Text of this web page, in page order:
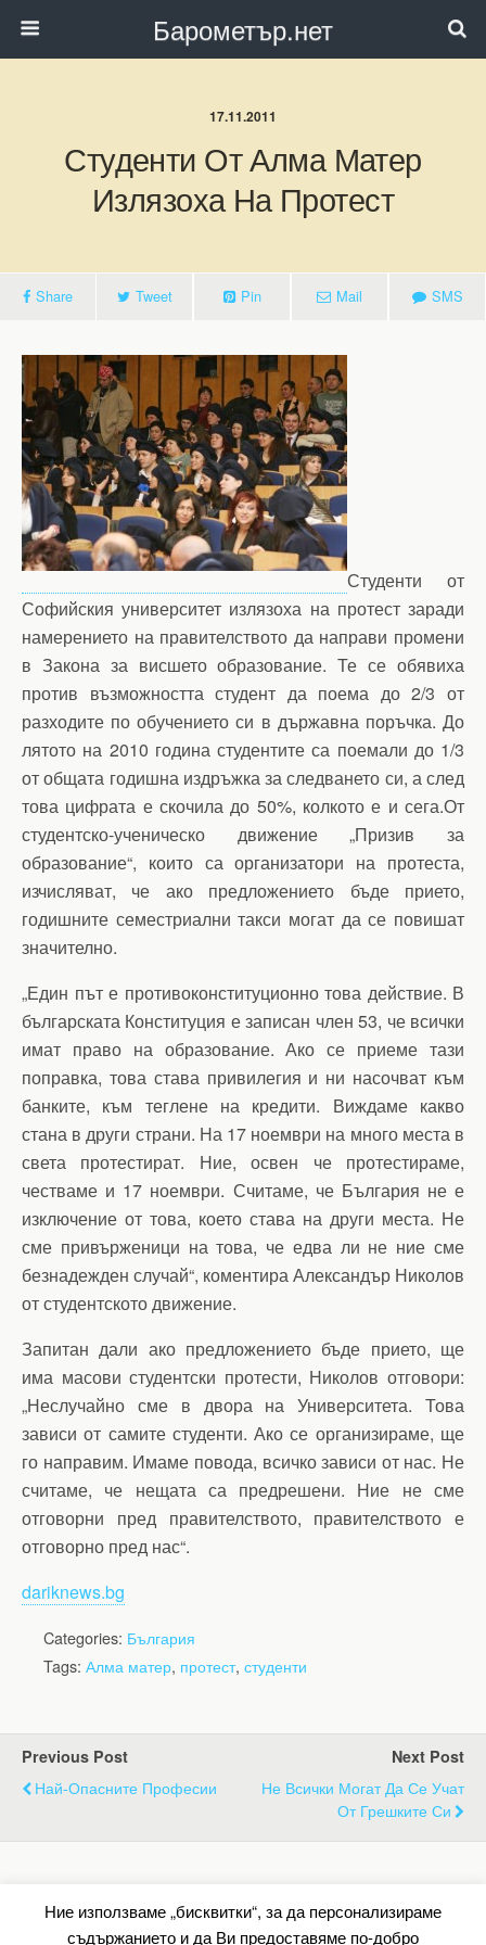
Барометър.нет
17.11.2011
Студенти От Алма Матер
Излязоха На Протест
Share Tweet Pin Mail SMS
Студенти от
Софийския университет излязоха на протест заради
намерението на правителството да направи промени
в Закона за висшето образование. Те се обявиха
против възможността студент да поема до 2/3 от
разходите по обучението си в държавна поръчка. До
лятото на 2010 година студентите са поемали до 1/3
от общата годишна издръжка за следването си, а след
това цифрата е скочила до 50%, колкото е и сега.От
студентско-ученическо движение „Призив за
образование“, които са организатори на протеста,
изчисляват, че ако предложението бъде прието,
годишните семестриални такси могат да се повишат
значително.
„Един път е противоконституционно това действие. В
българската Конституция е записан член 53, че всички
имат право на образование. Ако се приеме тази
поправка, това става привилегия и ни насочват към
банките, към теглене на кредити. Виждаме какво
стана в други страни. На 17 ноември на много места в
света протестират. Ние, освен че протестираме,
честваме и 17 ноември. Считаме, че България не е
изключение от това, което става на други места. Не
сме привърженици на това, че едва ли не ние сме
безнадежден случай“, коментира Александър Николов
от студентското движение.
Запитан дали ако предложението бъде прието, ще
има масови студентски протести, Николов отговори:
„Неслучайно сме в двора на Университета. Това
зависи от самите студенти. Ако се организираме, ще
го направим. Имаме повода, всичко зависи от нас. Не
считаме, че нещата са предрешени. Ние не сме
отговорни пред правителството, правителството е
отговорно пред нас“.
dariknews.bg
Categories: България
Tags: Алма матер, протест, студенти
Previous Post
Най-Опасните Професии
Next Post
Не Всички Могат Да Се Учат
От Грешките Си
Back to top
Ние използваме „бисквитки“, за да персонализираме
съдържанието и да Ви предоставяме по-добро